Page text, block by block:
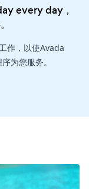
every day，
。
作，以使Avada
为您服务。